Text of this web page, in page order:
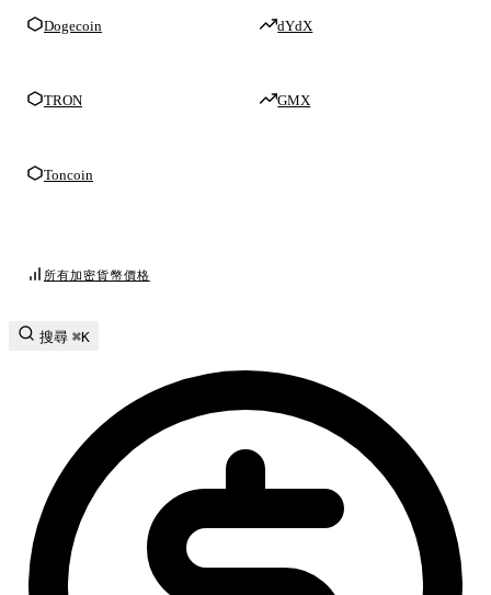
Dogecoin
TRON
Toncoin
dYdX
GMX
所有加密貨幣價格
搜尋 ⌘K